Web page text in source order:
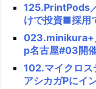
125.PrintPods
けで投資■採用
023.minikura+
p名古屋#03開
102.マイクロス
アシカガPにイ